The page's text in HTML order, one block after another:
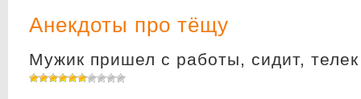
Анекдоты про тёщу
Мужик пришел с работы, сидит,